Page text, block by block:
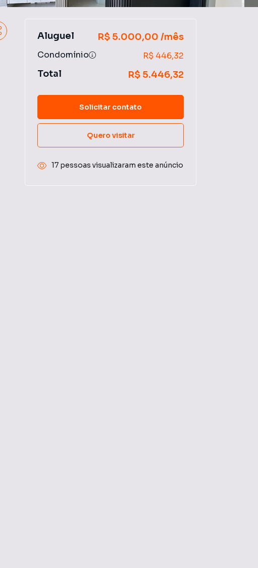
Aluguel R$ 5.000,00 /mês
Condomínio R$ 446,32
Total R$ 5.446,32
Solicitar contato
Quero visitar
17 pessoas visualizaram este anúncio